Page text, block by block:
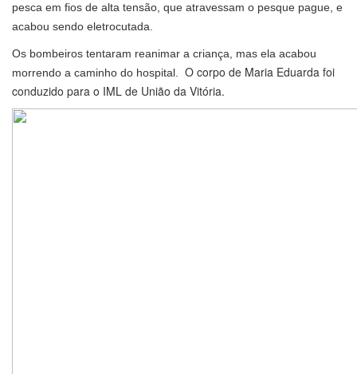
pesca em fios de alta tensão, que atravessam o pesque pague, e
acabou sendo eletrocutada.
Os bombeiros tentaram reanimar a criança, mas ela acabou
morrendo a caminho do hospital. O corpo de Maria Eduarda foi
conduzido para o IML de União da Vitória.